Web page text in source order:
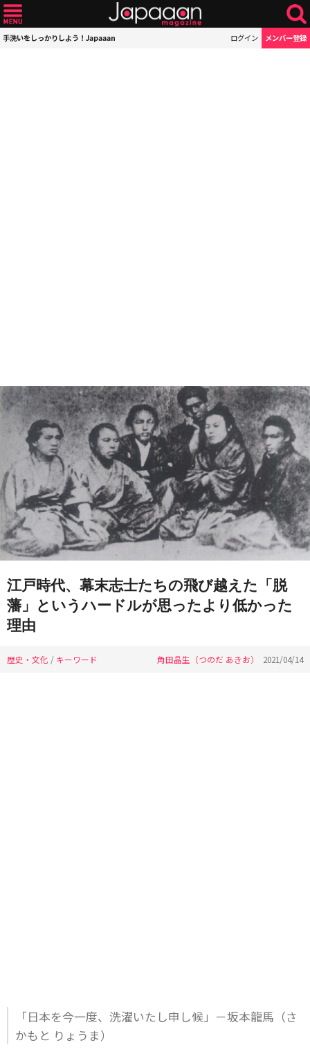
手洗いをしっかりしよう！Japaaan ログイン メンバー登録
江戸時代、幕末志士たちの飛び越えた「脱
藩」というハードルが思ったより低かった
理由
歴史・文化 / キーワード 角田晶生（つのだ あきお） 2021/04/14
「日本を今一度、洗濯いたし申し候」－坂本龍馬（さ
かもと りょうま）